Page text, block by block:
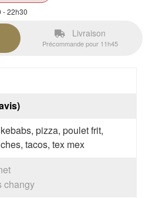
- 22h30
Livraison
Précommande pour 11h45
pizza, poulet frit,
tacos, tex mex
changy